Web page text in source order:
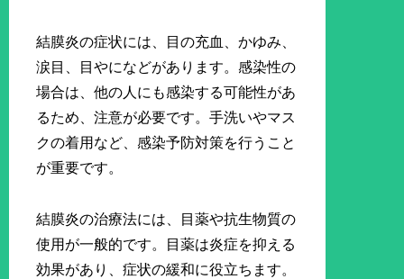
結膜炎の症状には、目の充血、かゆみ、
涙目、目やになどがあります。感染性の
場合は、他の人にも感染する可能性があ
るため、注意が必要です。手洗いやマス
クの着用など、感染予防対策を行うこと
が重要です。
結膜炎の治療法には、目薬や抗生物質の
使用が一般的です。目薬は炎症を抑える
効果があり、症状の緩和に役立ちます。